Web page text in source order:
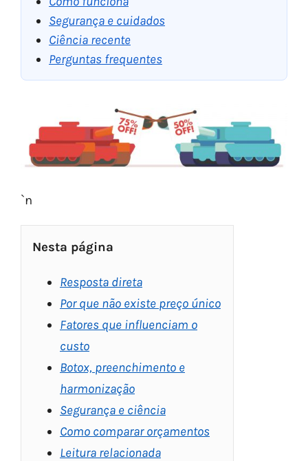
Segurança e cuidados
Ciência recente
Perguntas frequentes
`n
Nesta página
Resposta direta
Por que não existe preço único
Fatores que influenciam o
custo
Botox, preenchimento e
harmonização
Segurança e ciência
Como comparar orçamentos
Leitura relacionada